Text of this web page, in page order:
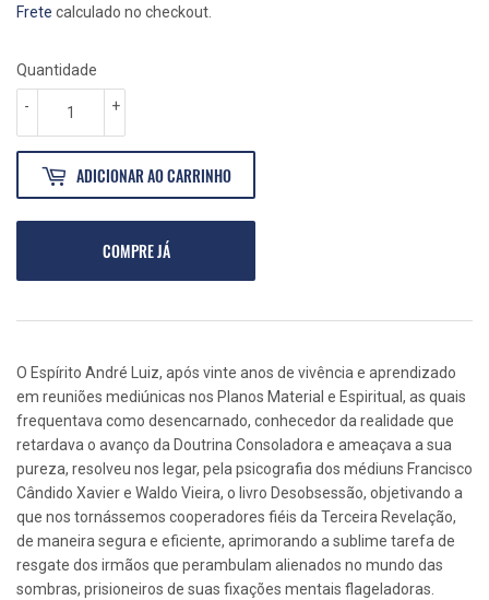
NORMAL
50,00
PROMOCIONAL
45,00
Frete calculado no checkout.
Quantidade
+
-
ADICIONAR AO CARRINHO
COMPRE JÁ
O Espírito André Luiz, após vinte anos de vivência e aprendizado
em reuniões mediúnicas nos Planos Material e Espiritual, as quais
frequentava como desencarnado, conhecedor da realidade que
retardava o avanço da Doutrina Consoladora e ameaçava a sua
pureza, resolveu nos legar, pela psicografia dos médiuns Francisco
Cândido Xavier e Waldo Vieira, o livro Desobsessão, objetivando a
que nos tornássemos cooperadores fiéis da Terceira Revelação,
de maneira segura e eficiente, aprimorando a sublime tarefa de
resgate dos irmãos que perambulam alienados no mundo das
sombras, prisioneiros de suas fixações mentais flageladoras.